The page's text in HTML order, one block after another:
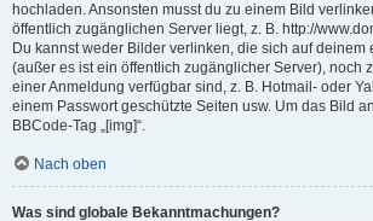
hochladen. Ansonsten musst du zu einem Bild
öffentlich zugänglichen Server liegt, z. B. http://
Du kannst weder Bilder verlinken, die sich auf deinem
(außer es ist ein öffentlich zugänglicher Server), noch
einer Anmeldung verfügbar sind, z. B. Hotmail- oder
einem Passwort geschützte Seiten usw. Um das Bild
BBCode-Tag „[img]“.
Nach oben
Was sind globale Bekanntmachungen?